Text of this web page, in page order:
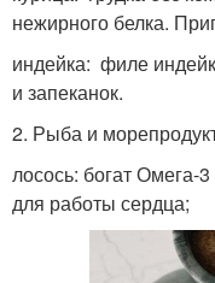
нежирного белка.
индейка: филе
и запеканок.
2. Рыба и
лосось: богат
для работы сердца;